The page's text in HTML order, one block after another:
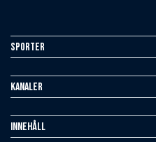
Sporter
Kanaler
Innehåll